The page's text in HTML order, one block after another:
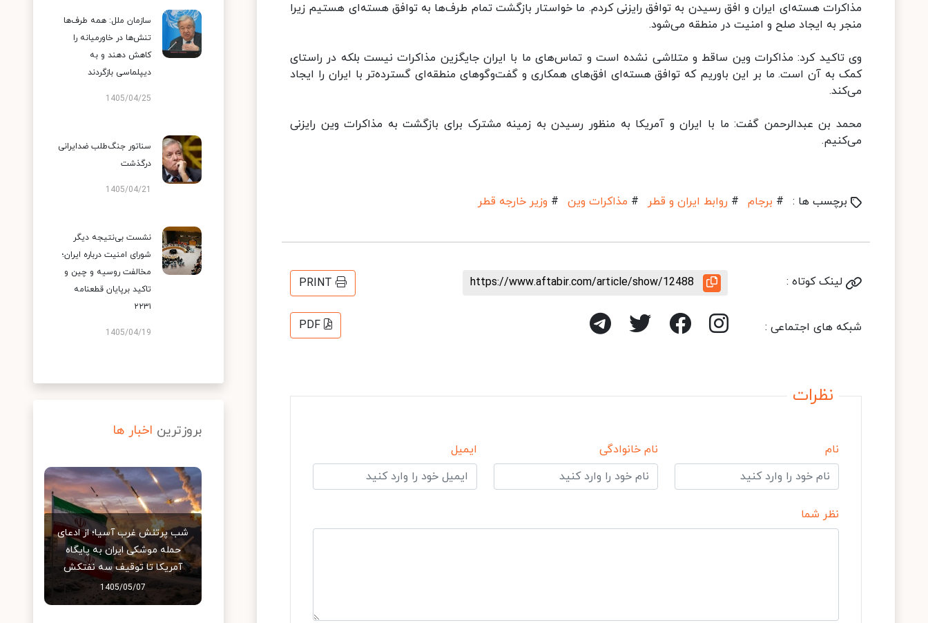
مذاکرات هسته‌ای ایران و افق رسیدن به توافق رایزنی کردم. ما خواستار بازگشت تمام طرف‌ها به توافق هسته‌ای هستیم زیرا
منجر به ایجاد صلح و امنیت در منطقه می‌شود.
وی تاکید کرد: مذاکرات وین ساقط و متلاشی نشده است و تماس‌های ما با ایران جایگزین مذاکرات نیست بلکه در راستای
کمک به آن است. ما بر این باوریم که توافق هسته‌ای افق‌های همکاری و گفت‌وگوهای منطقه‌ای گسترده‌تر با ایران را ایجاد
می‌کند.
محمد بن عبدالرحمن گفت: ما با ایران و آمریکا به منظور رسیدن به زمینه مشترک برای بازگشت به مذاکرات وین رایزنی
می‌کنیم.
برچسب ها : # برجام # روابط ایران و قطر # مذاکرات وین # وزیر خارجه قطر
لینک کوتاه : https://www.aftabir.com/article/show/12488
PRINT
شبکه های اجتماعی : PDF
نظرات
نام نام خانوادگی ایمیل
نظر شما
سازمان ملل: همه طرف‌ها
تنش‌ها در خاورمیانه را
کاهش دهند و به
دیپلماسی بازگردند
1405/04/25
سناتور جنگ‌طلب ضدایرانی
درگذشت
1405/04/21
نشست بی‌نتیجه دیگر
شورای امنیت درباره ایران؛
مخالفت روسیه و چین و
تاکید برپایان قطعنامه
۲۲۳۱
1405/04/19
بروزترین اخبار ها
شب پرتنش غرب آسیا؛ از ادعای
حمله موشکی ایران به پایگاه
آمریکا تا توقیف سه نفتکش
1405/05/07